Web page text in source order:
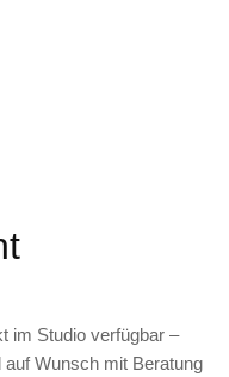
im Studio verfügbar –
Wunsch mit Beratung